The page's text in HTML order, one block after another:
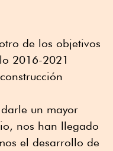
de los objetivos
2016-2021
un mayor
nos han llegado
el desarrollo de